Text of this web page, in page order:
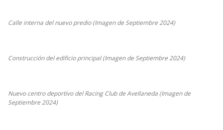
Calle interna del nuevo predio (Imagen de Septiembre 2024)
Construcción del edificio principal (Imagen de Septiembre 2024)
Nuevo centro deportivo del Racing Club de Avellaneda (Imagen de
Septiembre 2024)